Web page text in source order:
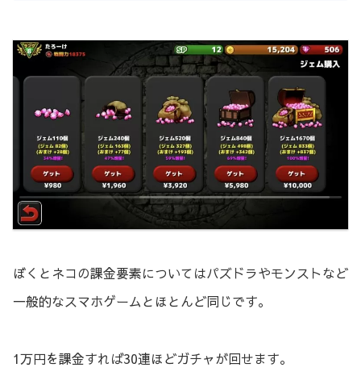
ぼくとネコの課金要素についてはパズドラやモンストなど
一般的なスマホゲームとほとんど同じです。
1万円を課金すれば30連ほどガチャが回せます。